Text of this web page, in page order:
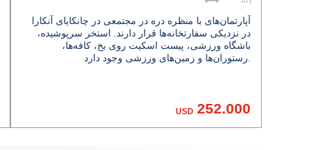
آپارتمان‌های با منظره دره در مجتمعی در چانکایای آنکارا
در نزدیکی سفارتخانه‌ها قرار دارند. استخر سرپوشیده،
باشگاه ورزشی، پیست اسکیت روی یخ، کافه‌ها،
252.000
USD